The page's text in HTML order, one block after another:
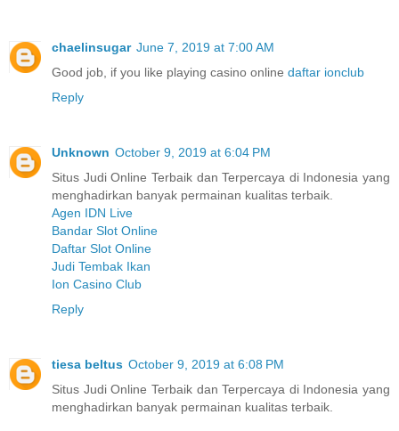
chaelinsugar June 7, 2019 at 7:00 AM
Good job, if you like playing casino online daftar ionclub
Reply
Unknown October 9, 2019 at 6:04 PM
Situs Judi Online Terbaik dan Terpercaya di Indonesia yang
menghadirkan banyak permainan kualitas terbaik.
Agen IDN Live
Bandar Slot Online
Daftar Slot Online
Judi Tembak Ikan
Ion Casino Club
Reply
tiesa beltus October 9, 2019 at 6:08 PM
Situs Judi Online Terbaik dan Terpercaya di Indonesia yang
menghadirkan banyak permainan kualitas terbaik.